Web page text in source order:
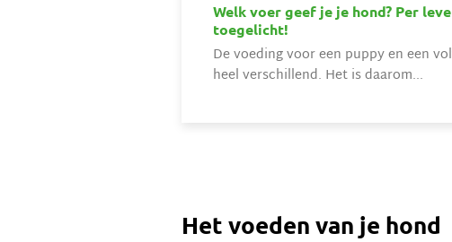
Welk voer geef je je hond? Per
toegelicht!
De voeding voor een puppy en een
heel verschillend. Het is daarom...
Het voeden van je hond